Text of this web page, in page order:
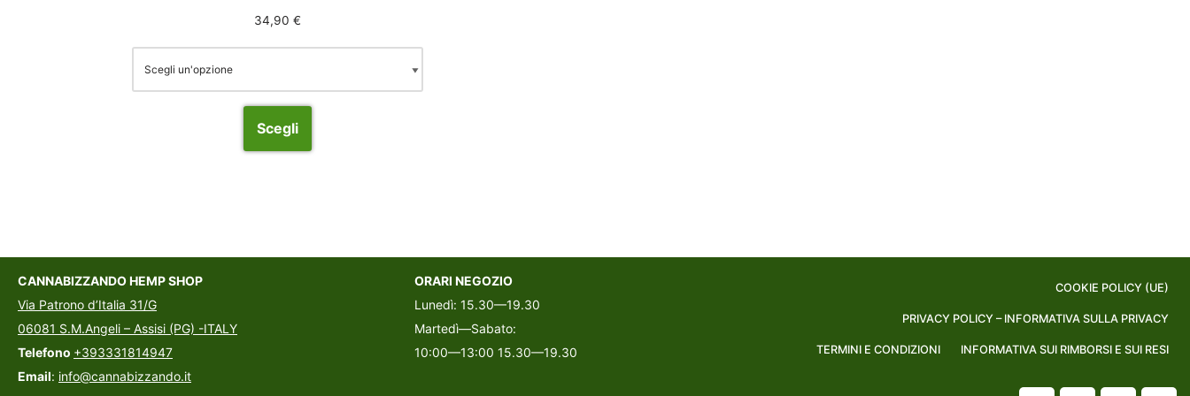
34,90€
Scegli
CANNABIZZANDO HEMP SHOP
Via Patrono d’Italia 31/G
06081 S.M.Angeli – Assisi (PG) -ITALY
Telefono +393331814947
Email: info@cannabizzando.it
ORARI NEGOZIO
Lunedì: 15.30—19.30
Martedì—Sabato:
10:00—13:00 15.30—19.30
COOKIE POLICY (UE)
PRIVACY POLICY – INFORMATIVA SULLA PRIVACY
TERMINI E CONDIZIONI INFORMATIVA SUI RIMBORSI E SUI RESI